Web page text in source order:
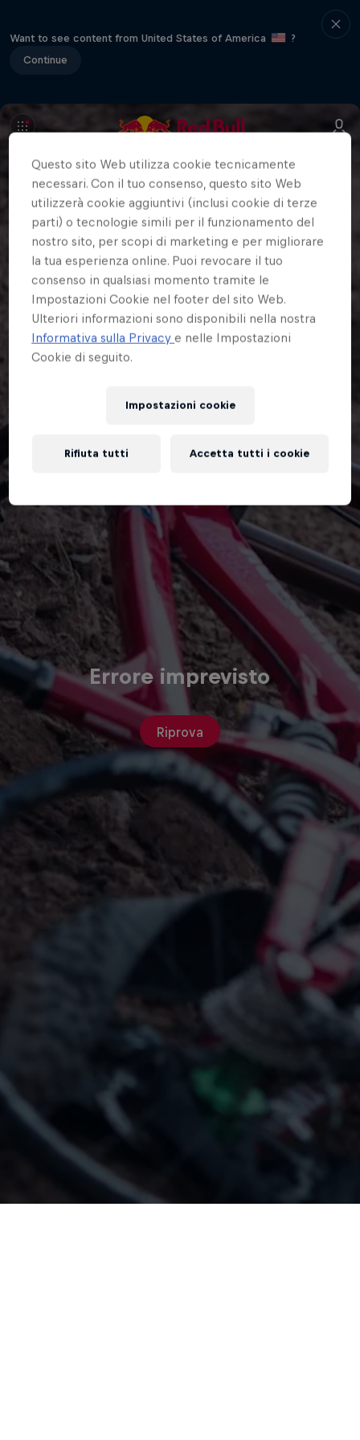
Want to see content from United States of America
?
Continue
Errore imprevisto
Riprova
Questo sito Web utilizza cookie tecnicamente
necessari. Con il tuo consenso, questo sito Web
utilizzerà cookie aggiuntivi (inclusi cookie di terze
parti) o tecnologie simili per il funzionamento del
nostro sito, per scopi di marketing e per migliorare
la tua esperienza online. Puoi revocare il tuo
consenso in qualsiasi momento tramite le
Impostazioni Cookie nel footer del sito Web.
Ulteriori informazioni sono disponibili nella nostra
Informativa sulla Privacye nelle Impostazioni
Cookie di seguito.
Impostazioni cookie
Rifiuta tutti Accetta tutti i cookie